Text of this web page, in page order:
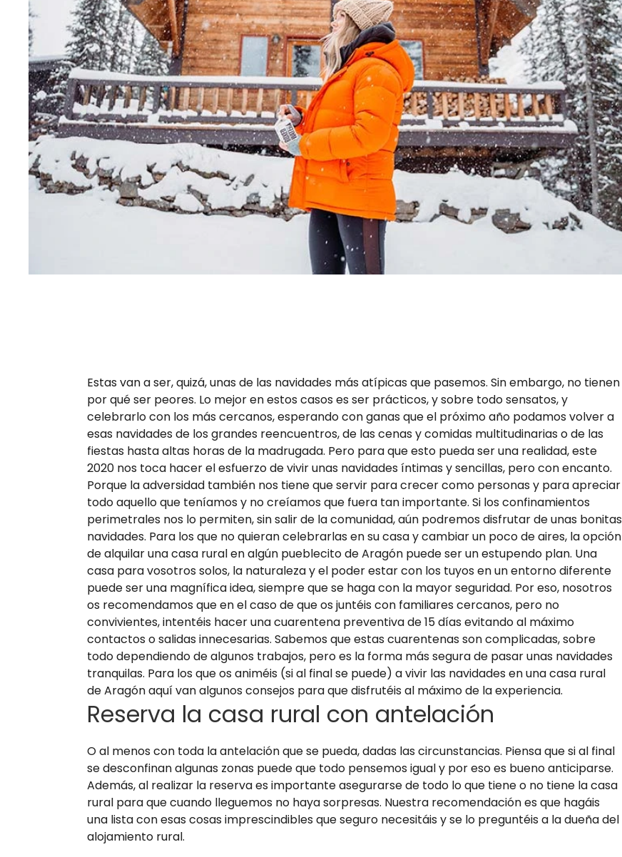
Estas van a ser, quizá, unas de las navidades más atípicas que pasemos. Sin embargo, no tienen
por qué ser peores. Lo mejor en estos casos es ser prácticos, y sobre todo sensatos, y
celebrarlo con los más cercanos, esperando con ganas que el próximo año podamos volver a
esas navidades de los grandes reencuentros, de las cenas y comidas multitudinarias o de las
fiestas hasta altas horas de la madrugada. Pero para que esto pueda ser una realidad, este
2020 nos toca hacer el esfuerzo de vivir unas navidades íntimas y sencillas, pero con encanto.
Porque la adversidad también nos tiene que servir para crecer como personas y para apreciar
todo aquello que teníamos y no creíamos que fuera tan importante. Si los confinamientos
perimetrales nos lo permiten, sin salir de la comunidad, aún podremos disfrutar de unas bonitas
navidades. Para los que no quieran celebrarlas en su casa y cambiar un poco de aires, la opción
de alquilar una casa rural en algún pueblecito de Aragón puede ser un estupendo plan. Una
casa para vosotros solos, la naturaleza y el poder estar con los tuyos en un entorno diferente
puede ser una magnífica idea, siempre que se haga con la mayor seguridad. Por eso, nosotros
os recomendamos que en el caso de que os juntéis con familiares cercanos, pero no
convivientes, intentéis hacer una cuarentena preventiva de 15 días evitando al máximo
contactos o salidas innecesarias. Sabemos que estas cuarentenas son complicadas, sobre
todo dependiendo de algunos trabajos, pero es la forma más segura de pasar unas navidades
tranquilas. Para los que os animéis (si al final se puede) a vivir las navidades en una casa rural
de Aragón aquí van algunos consejos para que disfrutéis al máximo de la experiencia.
Reserva la casa rural con antelación
O al menos con toda la antelación que se pueda, dadas las circunstancias. Piensa que si al final
se desconfinan algunas zonas puede que todo pensemos igual y por eso es bueno anticiparse.
Además, al realizar la reserva es importante asegurarse de todo lo que tiene o no tiene la casa
rural para que cuando lleguemos no haya sorpresas. Nuestra recomendación es que hagáis
una lista con esas cosas imprescindibles que seguro necesitáis y se lo preguntéis a la dueña del
alojamiento rural.